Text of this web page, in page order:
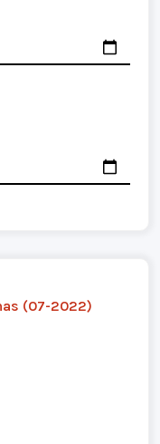
(07-2022)